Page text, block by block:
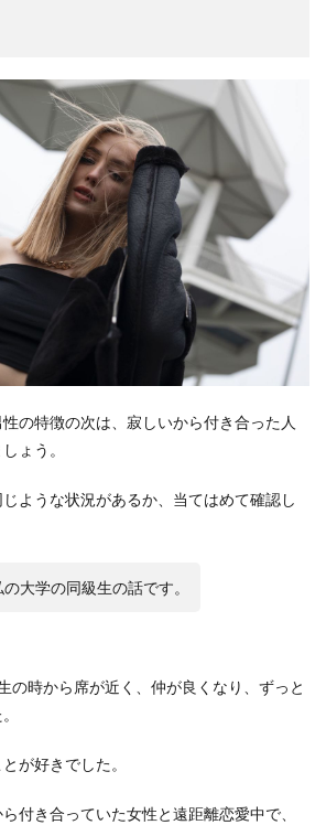
の特徴の次は、寂しいから付き合った人
ょう。
ような状況があるか、当てはめて確認し
大学の同級生の話です。
の時から席が近く、仲が良くなり、ずっと
が好きでした。
付き合っていた女性と遠距離恋愛中で、